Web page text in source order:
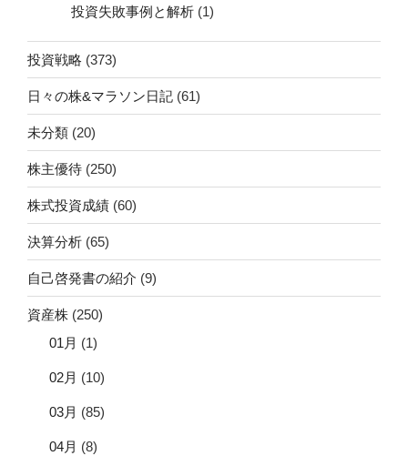
投資失敗事例と解析 (1)
投資戦略 (373)
日々の株&マラソン日記 (61)
未分類 (20)
株主優待 (250)
株式投資成績 (60)
決算分析 (65)
自己啓発書の紹介 (9)
資産株 (250)
01月 (1)
02月 (10)
03月 (85)
04月 (8)